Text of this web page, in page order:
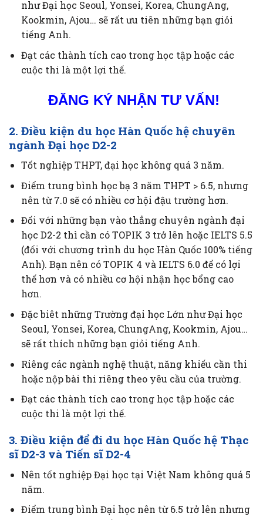
như Đại học Seoul, Yonsei, Korea, ChungAng,
Kookmin, Ajou… sẽ rất ưu tiên những bạn giỏi
tiếng Anh.
Đạt các thành tích cao trong học tập hoặc các
cuộc thi là một lợi thế.
ĐĂNG KÝ NHẬN TƯ VẤN!
2. Điều kiện du học Hàn Quốc hệ chuyên
ngành Đại học D2-2
Tốt nghiệp THPT, đại học không quá 3 năm.
Điểm trung bình học bạ 3 năm THPT > 6.5, nhưng
nên từ 7.0 sẽ có nhiều cơ hội đậu trường hơn.
Đối với những bạn vào thẳng chuyên ngành đại
học D2-2 thì cần có TOPIK 3 trở lên hoặc IELTS 5.5
(đối với chương trình du học Hàn Quốc 100% tiếng
Anh). Bạn nên có TOPIK 4 và IELTS 6.0 để có lợi
thế hơn và có nhiều cơ hội nhận học bổng cao
hơn.
Đặc biêt những Trường đại học Lớn như Đại học
Seoul, Yonsei, Korea, ChungAng, Kookmin, Ajou…
sẽ rất thích những bạn giỏi tiếng Anh.
Riêng các ngành nghệ thuật, năng khiếu cần thi
hoặc nộp bài thi riêng theo yêu cầu của trường.
Đạt các thành tích cao trong học tập hoặc các
cuộc thi là một lợi thế.
3. Điều kiện để đi du học Hàn Quốc hệ Thạc
sĩ D2-3 và Tiến sĩ D2-4
Nên tốt nghiệp Đại học tại Việt Nam không quá 5
năm.
Điểm trung bình Đại học nên từ 6.5 trở lên nhưng